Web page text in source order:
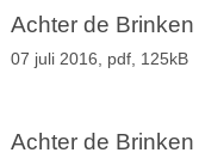
Achter de
07 juli 2016, pdf, 125kB
Achter de